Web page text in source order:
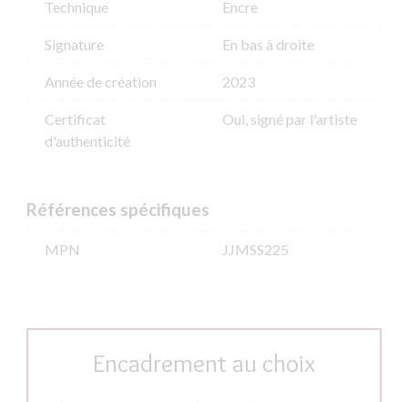
Technique Encre
Signature En bas à droite
Année de création 2023
Certificat
d'authenticité
Oui, signé par l'artiste
Références spécifiques
MPN JJMSS225
Encadrement au choix